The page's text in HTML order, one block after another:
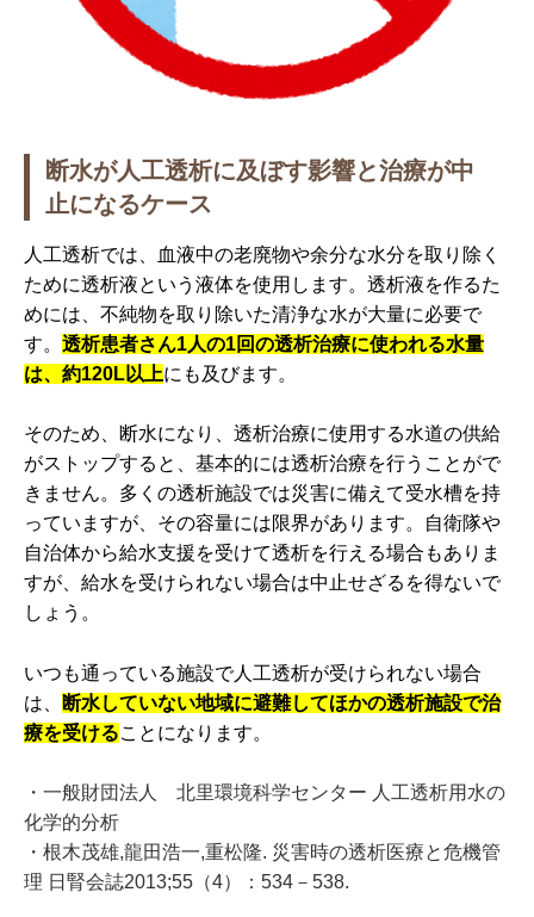
断水が人工透析に及ぼす影響と治療が中
止になるケース
人工透析では、血液中の老廃物や余分な水分を取り除く
ために透析液という液体を使用します。透析液を作るた
めには、不純物を取り除いた清浄な水が大量に必要で
す。 透析患者さん1人の1回の透析治療に使われる水量
は、約120L以上にも及びます。
そのため、断水になり、透析治療に使用する水道の供給
がストップすると、基本的には透析治療を行うことがで
きません。多くの透析施設では災害に備えて受水槽を持
っていますが、その容量には限界があります。自衛隊や
自治体から給水支援を受けて透析を行える場合もありま
すが、給水を受けられない場合は中止せざるを得ないで
しょう。
いつも通っている施設で人工透析が受けられない場合
は、
断水していない地域に避難してほかの透析施設で治
療を受けることになります。
・一般財団法人 北里環境科学センター 人工透析用水の
化学的分析
・根木茂雄,龍田浩一,重松隆. 災害時の透析医療と危機管
理 日腎会誌2013;55（4）：534－538.